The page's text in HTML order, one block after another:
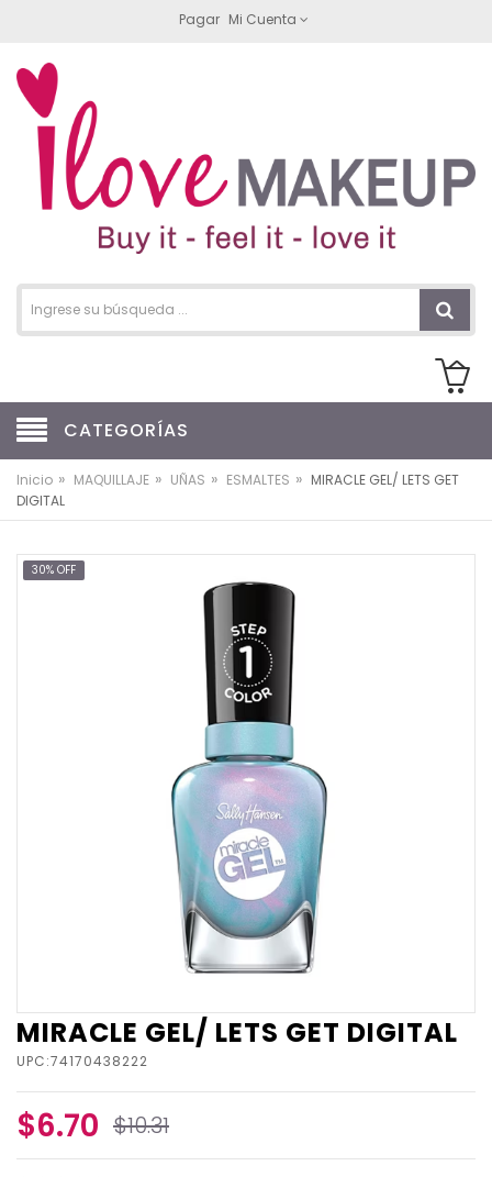
Pagar Mi Cuenta
CATEGORÍAS
Inicio » MAQUILLAJE » UÑAS » ESMALTES » MIRACLE GEL/ LETS GET
DIGITAL
30% OFF
MIRACLE GEL/ LETS GET DIGITAL
UPC:74170438222
$6.70 $10.31